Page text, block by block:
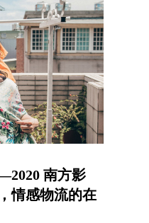
南方影
情感物流的在